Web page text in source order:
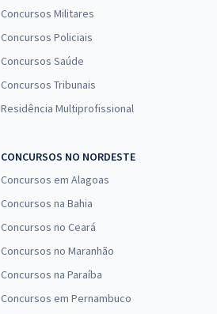
Concursos Militares
Concursos Policiais
Concursos Saúde
Concursos Tribunais
Residência Multiprofissional
CONCURSOS NO NORDESTE
Concursos em Alagoas
Concursos na Bahia
Concursos no Ceará
Concursos no Maranhão
Concursos na Paraíba
Concursos em Pernambuco